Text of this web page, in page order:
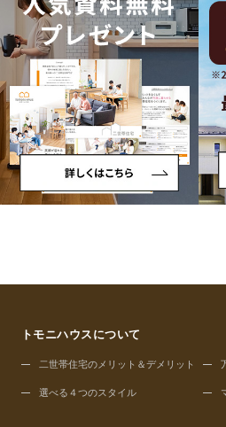
トモニハウスについて
二世帯住宅のメリット＆デメリット
選べる４つのスタイル